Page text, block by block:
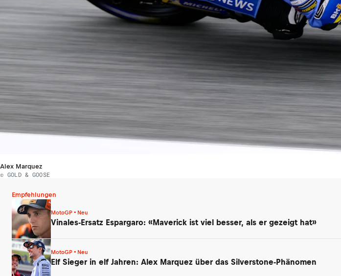
Alex Marquez
© GOLD & GOOSE
Empfehlungen
MotoGP • Neu
Vinales-Ersatz Espargaro: «Maverick ist viel besser, als er gezeigt hat»
MotoGP • Neu
Elf Sieger in elf Jahren: Alex Marquez über das Silverstone-Phänomen